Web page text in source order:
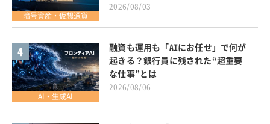
暗号資産・仮想通貨
2026/08/03
4
AI・生成AI
融資も運用も「AIにお任せ」で何が
起きる？銀行員に残された“超重要
な仕事”とは
2026/08/06